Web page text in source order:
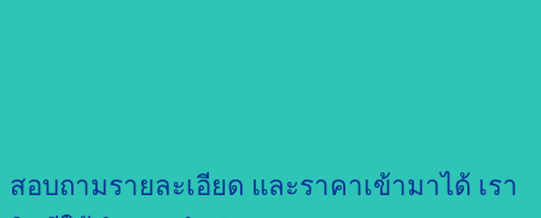
สอบถามรายละเอียด และราคาเข้ามาได้ เรา